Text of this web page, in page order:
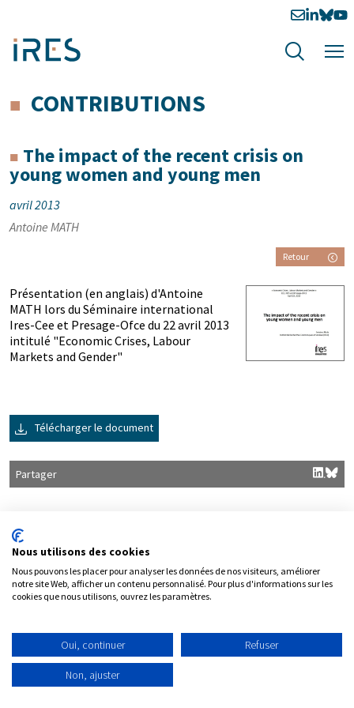
CONTRIBUTIONS
The impact of the recent crisis on
young women and young men
avril 2013
Antoine MATH
Retour
Présentation (en anglais) d'Antoine
MATH lors du Séminaire international
Ires-Cee et Presage-Ofce du 22 avril 2013
intitulé "Economic Crises, Labour
Markets and Gender"
Télécharger le document
Partager
Politique de protection des données personnelles
Nous utilisons des cookies
Nous pouvons les placer pour analyser les données de nos visiteurs, améliorer
notre site Web, afficher un contenu personnalisé. Pour plus d'informations sur les
cookies que nous utilisons, ouvrez les paramètres.
Oui, continuer Refuser
Non, ajuster